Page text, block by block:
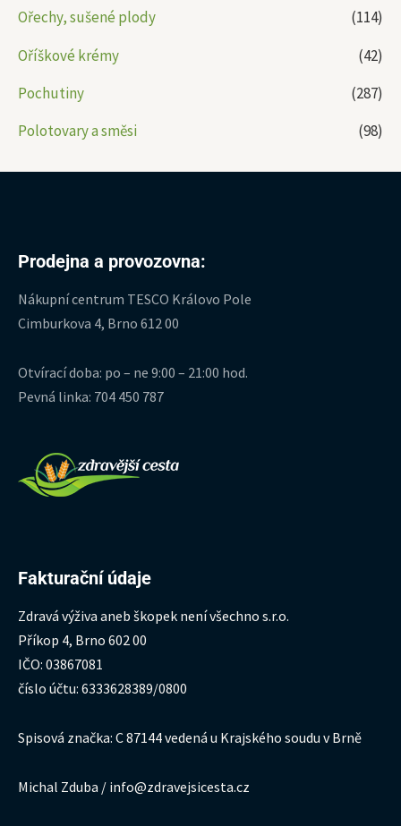
Ořechy, sušené plody
(114)
Oříškové krémy
(42)
Pochutiny
(287)
Polotovary a směsi
(98)
Prodejna a provozovna:
Nákupní centrum TESCO Královo Pole
Cimburkova 4, Brno 612 00
Otvírací doba: po – ne 9:00 – 21:00 hod.
Pevná linka: 704 450 787
Fakturační údaje
Zdravá výživa aneb škopek není všechno s.r.o.
Příkop 4, Brno 602 00
IČO: 03867081
číslo účtu: 6333628389/0800
Spisová značka: C 87144 vedená u Krajského soudu v Brně
Michal Zduba / info@zdravejsicesta.cz